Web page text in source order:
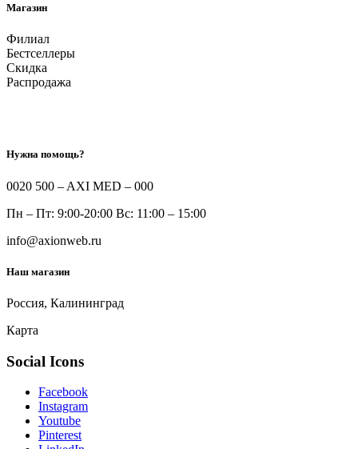
Магазин
Филиал
Бестселлеры
Скидка
Распродажа
Нужна помощь?
0020 500 – AXI MED – 000
Пн – Пт: 9:00-20:00 Вс: 11:00 – 15:00
info@axionweb.ru
Наш магазин
Россия, Калининград
Карта
Social Icons
Facebook
Instagram
Youtube
Pinterest